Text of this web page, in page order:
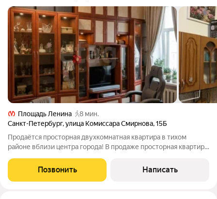
Площадь Ленина
8 мин.
Санкт-Петербург,улица Комиссара Смирнова,15Б
Продаётся просторная двухкомнатная квартира в тихом
районе вблизи центра города! В продаже просторная квартира
города, развитую инфраструктуру и уникальную атмосферу
тишины и зелени. Это тихий
Позвонить Написать